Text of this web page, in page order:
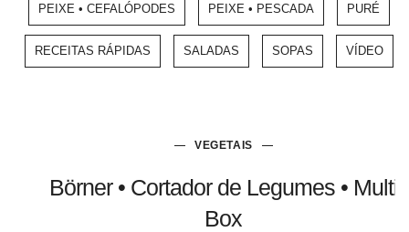
PEIXE • CEFALÓPODES PEIXE • PESCADA PURÉ
RECEITAS RÁPIDAS SALADAS SOPAS VÍDEO
VEGETAIS
Börner • Cortador de Legumes • Multi
Box